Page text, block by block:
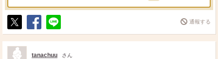
ポ
ス
ト
シ
ェ
送
る
通報する
tanachuu さん